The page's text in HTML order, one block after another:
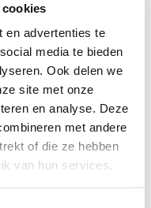
en advertenties te
media te bieden
Ook delen we
site met onze
en analyse. Deze
met andere
of die ze hebben
van hun services.
Streekproducten
hoogwaardige
aan de
worden
door